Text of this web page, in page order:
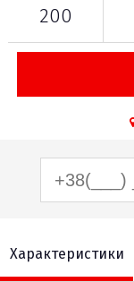
200
Характеристики